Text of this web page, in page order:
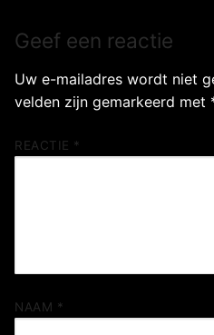
Geef een reactie
Uw e-mailadres wordt niet
velden zijn gemarkeerd met
REACTIE *
NAAM *